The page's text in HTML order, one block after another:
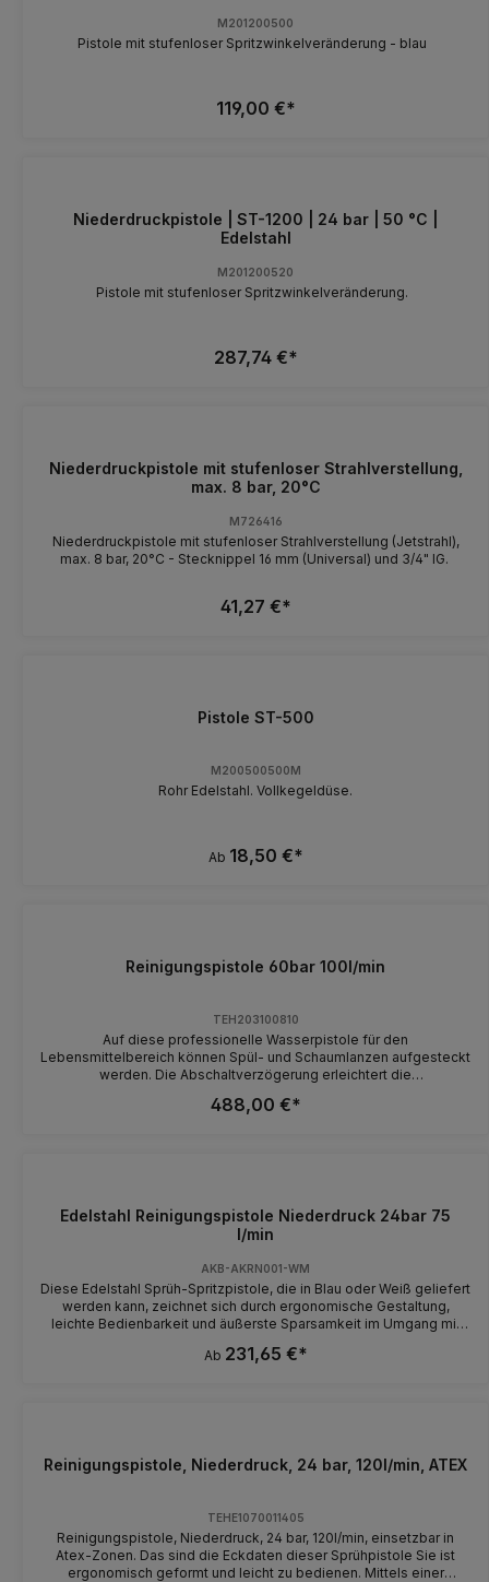
M201200500
Pistole mit stufenloser Spritzwinkelveränderung - blau
119,00 €*
Niederdruckpistole | ST-1200 | 24 bar | 50 °C |
Edelstahl
M201200520
Pistole mit stufenloser Spritzwinkelveränderung.
287,74 €*
Niederdruckpistole mit stufenloser Strahlverstellung,
max. 8 bar, 20°C
M726416
Niederdruckpistole mit stufenloser Strahlverstellung (Jetstrahl),
max. 8 bar, 20°C - Stecknippel 16 mm (Universal) und 3/4" IG.
41,27 €*
Pistole ST-500
M200500500M
Rohr Edelstahl. Vollkegeldüse.
Ab 18,50 €*
Reinigungspistole 60bar 100l/min
TEH203100810
Auf diese professionelle Wasserpistole für den
Lebensmittelbereich können Spül- und Schaumlanzen aufgesteckt
werden. Die Abschaltverzögerung erleichtert die
Düse 203100630
488,00 €*
Edelstahl Reinigungspistole Niederdruck 24bar 75
l/min
AKB-AKRN001-WM
Diese Edelstahl Sprüh-Spritzpistole, die in Blau oder Weiß geliefert
werden kann, zeichnet sich durch ergonomische Gestaltung,
leichte Bedienbarkeit und äußerste Sparsamkeit im Umgang mit
scharfen Strahl mit dem Handhebel stufenlos einstellbar. Die
Ab 231,65 €*
Reinigungspistole, Niederdruck, 24 bar, 120l/min, ATEX
TEHE1070011405
Reinigungspistole, Niederdruck, 24 bar, 120l/min, einsetzbar in
Atex-Zonen. Das sind die Eckdaten dieser Sprühpistole Sie ist
ergonomisch geformt und leicht zu bedienen. Mittels einer